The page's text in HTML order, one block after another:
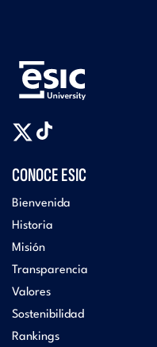
CONOCE ESIC
Bienvenida
Historia
Misión
Transparencia
Valores
Sostenibilidad
Rankings